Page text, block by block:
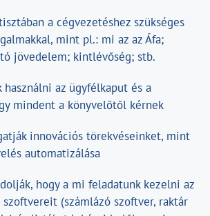
a cégvezetéshez szükséges
mint pl.: mi az az Áfa;
jövedelem; kintlévőség; stb.
használni az ügyfélkaput és a
mindent a könyvelőtől kérnek
innovációs törekvéseinket, mint
automatizálása
hogy a mi feladatunk kezelni az
szoftvereit (számlázó szoftver, raktár